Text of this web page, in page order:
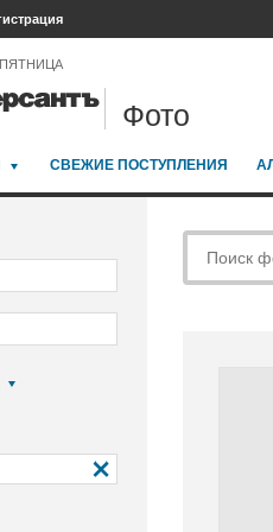
ПЯТНИЦА
Фото
СВЕЖИЕ ПОСТУПЛЕНИЯ